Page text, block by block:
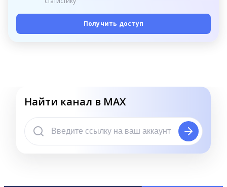
Получить доступ
Найти канал в MAX